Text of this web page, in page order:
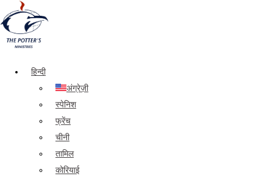
हिन्दी
अंग्रेज़ी
स्पेनिश
फ्रेंच
चीनी
तामिल
कोरियाई